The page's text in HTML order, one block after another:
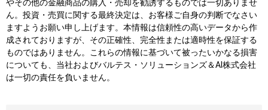
やその他の金融商品の購入・売却を勧誘するものでは一切ありませ
ん。投資・売買に関する最終決定は、お客様ご自身の判断でなさい
ますようお願い申し上げます。本情報は信頼性の高いデータから作
成されておりますが、その正確性、完全性または適時性を保証する
ものではありません。これらの情報に基づいて被ったいかなる損害
についても、当社およびバルテス・ソリューションズ＆AI株式会社
は一切の責任を負いません。